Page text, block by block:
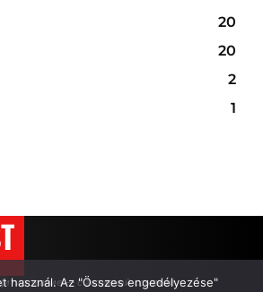
20
20
2
1
— с активной ссылкой.
használ. Az "Összes engedélyezése"